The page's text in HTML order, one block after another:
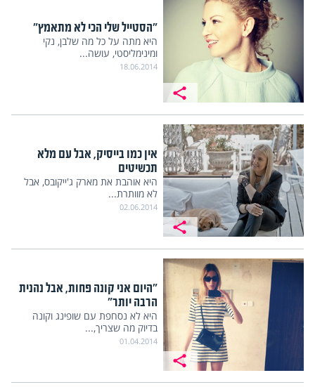
"הסטייל שלי הכי לא מתאמץ"
היא מתה על כל מה שלבן, נקי
ומינימליסטי, עושה...
18.06.2014
אין כמו בייסיק, אבל עם מלא
תכשיטים
היא אוהבת את מארק ג'ייקובס, אבל
לא מוותרת...
02.06.2014
"היום אני קונה פחות, אבל נהנית
הרבה יותר"
היא לא נסחפת עם שופינג וקונה
בדיוק מה שצריך,...
01.04.2014